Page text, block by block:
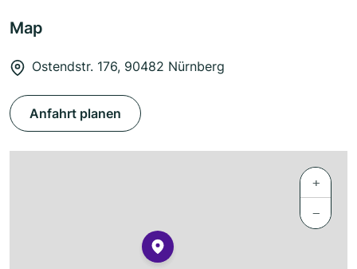
Map
Ostendstr. 176, 90482 Nürnberg
Anfahrt planen
+
−